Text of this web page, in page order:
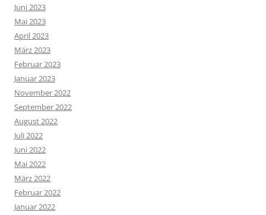
Juni 2023
Mai 2023
April 2023
März 2023
Februar 2023
Januar 2023
November 2022
September 2022
August 2022
Juli 2022
Juni 2022
Mai 2022
März 2022
Februar 2022
Januar 2022